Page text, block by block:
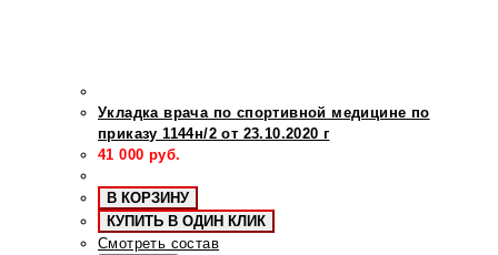
Укладка врача по спортивной медицине по
приказу 1144н/2 от 23.10.2020 г
41 000 руб.
В КОРЗИНУ
КУПИТЬ В ОДИН КЛИК
Смотреть состав